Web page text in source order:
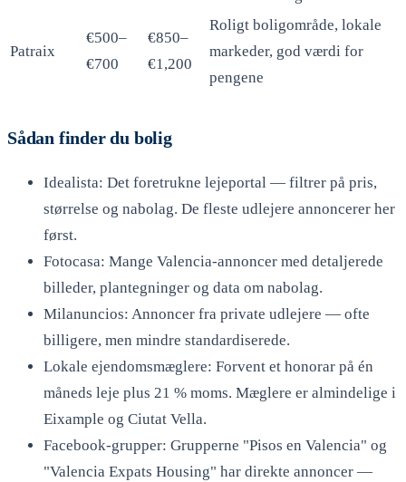
Patraix
€500–
€700
€850–
€1,200
Roligt boligområde, lokale
markeder, god værdi for
pengene
Sådan finder du bolig
Idealista: Det foretrukne lejeportal — filtrer på pris,
størrelse og nabolag. De fleste udlejere annoncerer her
først.
Fotocasa: Mange Valencia-annoncer med detaljerede
billeder, plantegninger og data om nabolag.
Milanuncios: Annoncer fra private udlejere — ofte
billigere, men mindre standardiserede.
Lokale ejendomsmæglere: Forvent et honorar på én
måneds leje plus 21 % moms. Mæglere er almindelige i
Eixample og Ciutat Vella.
Facebook-grupper: Grupperne "Pisos en Valencia" og
"Valencia Expats Housing" har direkte annoncer —